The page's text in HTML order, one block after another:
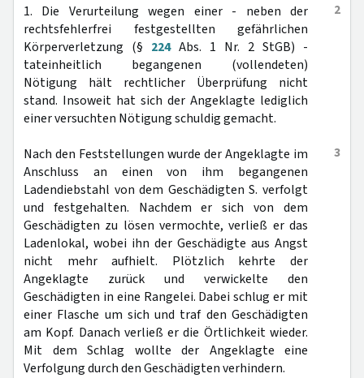
2
1. Die Verurteilung wegen einer - neben der
rechtsfehlerfrei festgestellten gefährlichen
Körperverletzung (§ 224Abs. 1 Nr. 2 StGB) -
tateinheitlich begangenen (vollendeten)
Nötigung hält rechtlicher Überprüfung nicht
stand. Insoweit hat sich der Angeklagte lediglich
einer versuchten Nötigung schuldig gemacht.
3
Nach den Feststellungen wurde der Angeklagte im
Anschluss an einen von ihm begangenen
Ladendiebstahl von dem Geschädigten S. verfolgt
und festgehalten. Nachdem er sich von dem
Geschädigten zu lösen vermochte, verließ er das
Ladenlokal, wobei ihn der Geschädigte aus Angst
nicht mehr aufhielt. Plötzlich kehrte der
Angeklagte zurück und verwickelte den
Geschädigten in eine Rangelei. Dabei schlug er mit
einer Flasche um sich und traf den Geschädigten
am Kopf. Danach verließ er die Örtlichkeit wieder.
Mit dem Schlag wollte der Angeklagte eine
Verfolgung durch den Geschädigten verhindern.